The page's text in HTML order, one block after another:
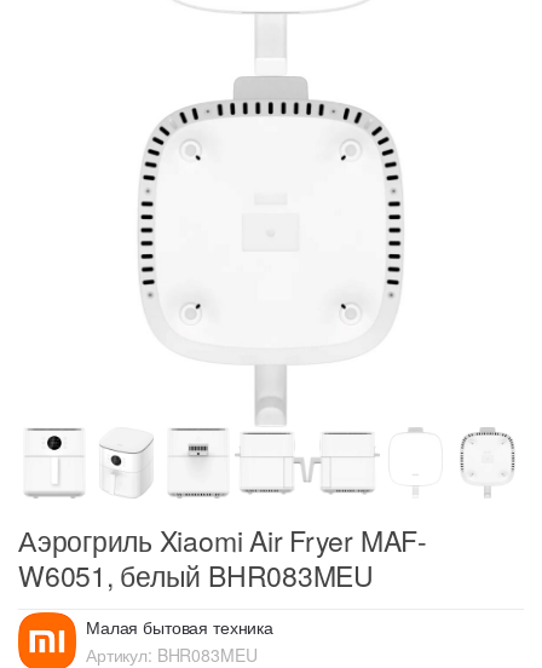
Аэрогриль Xiaomi Air Fryer MAF-
W6051, белый BHR083MEU
Малая бытовая техника
Артикул: BHR083MEU